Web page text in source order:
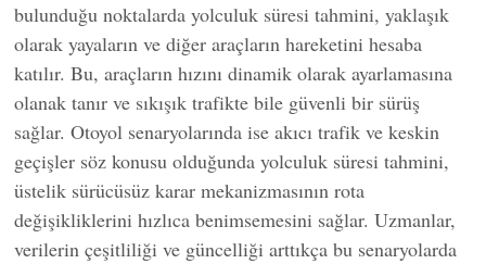
bulunduğu noktalarda yolculuk süresi tahmini, yaklaşık
olarak yayaların ve diğer araçların hareketini hesaba
katılır. Bu, araçların hızını dinamik olarak ayarlamasına
olanak tanır ve sıkışık trafikte bile güvenli bir sürüş
sağlar. Otoyol senaryolarında ise akıcı trafik ve keskin
geçişler söz konusu olduğunda yolculuk süresi tahmini,
üstelik sürücüsüz karar mekanizmasının rota
değişikliklerini hızlıca benimsemesini sağlar. Uzmanlar,
verilerin çeşitliliği ve güncelliği arttıkça bu senaryolarda